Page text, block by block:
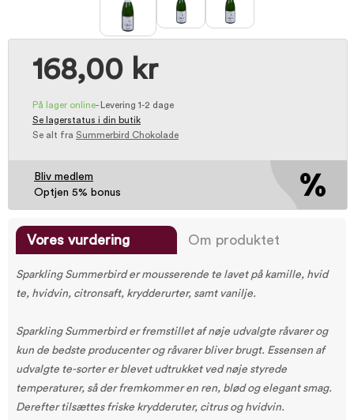
168,00 kr
På lager online-
Levering 1-2 dage
Se lagerstatus i din butik
Se alt fra Summerbird Chokolade
Bliv medlem
Optjen 5% bonus
Vores vurdering Om produktet
Sparkling Summerbird er mousserende te lavet på kamille, hvid
te, hvidvin, citronsaft, krydderurter, samt vanilje.
Sparkling Summerbird er fremstillet af nøje udvalgte råvarer og
kun de bedste producenter og råvarer bliver brugt. Essensen af
udvalgte te-sorter er blevet udtrukket ved nøje styrede
temperaturer, så der fremkommer en ren, blød og elegant smag.
Derefter tilsættes friske krydderuter, citrus og hvidvin.